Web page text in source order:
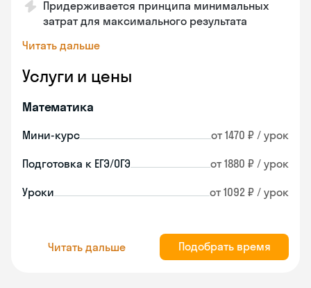
Придерживается принципа минимальных
затрат для максимального результата
Читать дальше
Услуги и цены
Математика
Мини-курс от 1470 ₽ / урок
Подготовка к ЕГЭ/ОГЭ от 1880 ₽ / урок
Уроки от 1092 ₽ / урок
Читать дальше Подобрать время